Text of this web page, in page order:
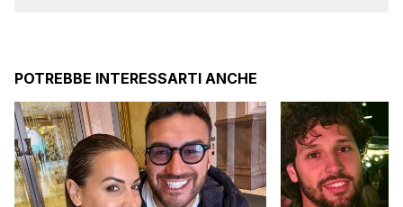
POTREBBE INTERESSARTI ANCHE